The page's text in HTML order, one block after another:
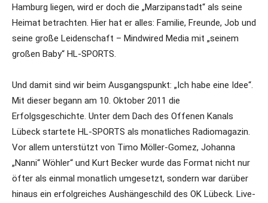
Hamburg liegen, wird er doch die „Marzipanstadt“ als seine
Heimat betrachten. Hier hat er alles: Familie, Freunde, Job und
seine große Leidenschaft – Mindwired Media mit „seinem
großen Baby“ HL-SPORTS.
Und damit sind wir beim Ausgangspunkt: „Ich habe eine Idee“.
Mit dieser begann am 10. Oktober 2011 die
Erfolgsgeschichte. Unter dem Dach des Offenen Kanals
Lübeck startete HL-SPORTS als monatliches Radiomagazin.
Vor allem unterstützt von Timo Möller-Gomez, Johanna
„Nanni“ Wöhler“ und Kurt Becker wurde das Format nicht nur
öfter als einmal monatlich umgesetzt, sondern war darüber
hinaus ein erfolgreiches Aushängeschild des OK Lübeck. Live-